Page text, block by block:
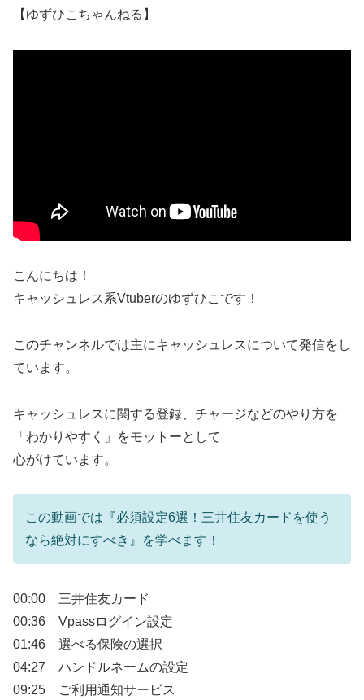
【ゆずひこちゃんねる】
こんにちは！
キャッシュレス系Vtuberのゆずひこです！
このチャンネルでは主にキャッシュレスについて発信をし
ています。
キャッシュレスに関する登録、チャージなどのやり方を
「わかりやすく」をモットーとして
心がけています。
この動画では『必須設定6選！三井住友カードを使う
なら絶対にすべき』を学べます！
00:00 三井住友カード
00:36 Vpassログイン設定
01:46 選べる保険の選択
04:27 ハンドルネームの設定
09:25 ご利用通知サービス